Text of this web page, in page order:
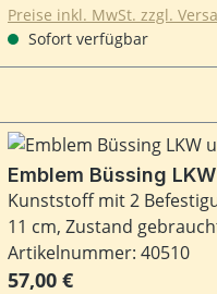
Preise inkl. MwSt. zzgl.
Sofort verfügbar
Emblem Büssing
Kunststoff mit 2
11 cm, Zustand
Artikelnummer: 40510
Regulärer Preis:
57,00 €